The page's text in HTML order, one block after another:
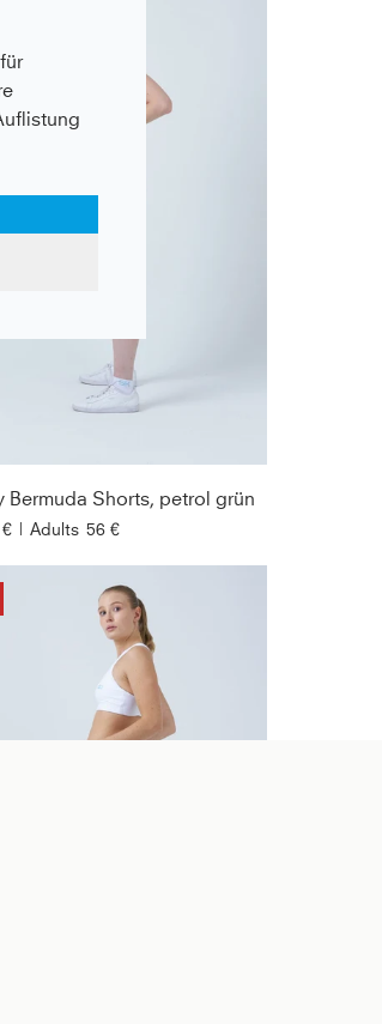
Bermuda Shorts, petrol grün
| Adults 56 €